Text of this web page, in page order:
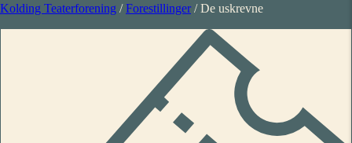
Kolding Teaterforening /Forestillinger/De uskrevne